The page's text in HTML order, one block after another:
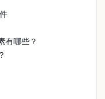
有哪些？